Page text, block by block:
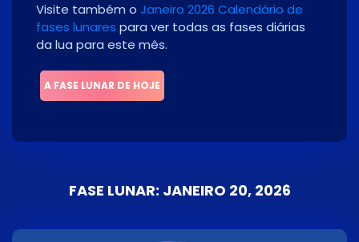
Visite também o Janeiro 2026 Calendário de
fases lunares para ver todas as fases diárias
da lua para este mês.
A FASE LUNAR DE HOJE
FASE LUNAR: JANEIRO 20, 2026